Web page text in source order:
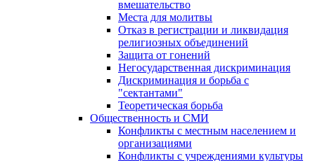
вмешательство
Места для молитвы
Отказ в регистрации и ликвидация
религиозных объединений
Защита от гонений
Негосударственная дискриминация
Дискриминация и борьба с
"сектантами"
Теоретическая борьба
Общественность и СМИ
Конфликты с местным населением и
организациями
Конфликты с учреждениями культуры